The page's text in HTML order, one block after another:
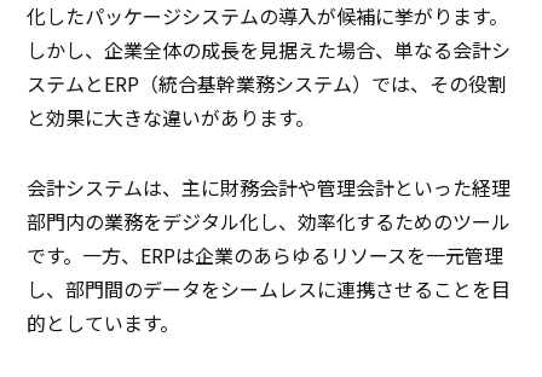
化したパッケージシステムの導入が候補に挙がります。
しかし、企業全体の成長を見据えた場合、単なる会計シ
ステムとERP（統合基幹業務システム）では、その役割
と効果に大きな違いがあります。
会計システムは、主に財務会計や管理会計といった経理
部門内の業務をデジタル化し、効率化するためのツール
です。一方、ERPは企業のあらゆるリソースを一元管理
し、部門間のデータをシームレスに連携させることを目
的としています。